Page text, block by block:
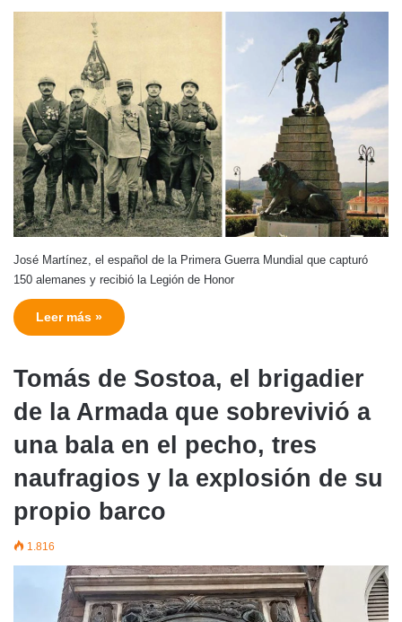
José Martínez, el español de la Primera Guerra Mundial que capturó
150 alemanes y recibió la Legión de Honor
Leer más »
Tomás de Sostoa, el brigadier
de la Armada que sobrevivió a
una bala en el pecho, tres
naufragios y la explosión de su
propio barco
1.816